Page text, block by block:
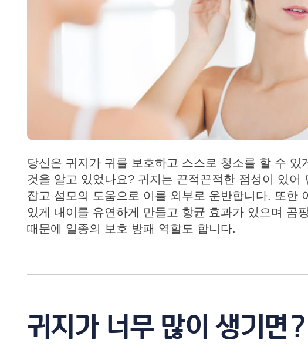
당신은 귀지가 귀를 보호하고 스스로 청소를 할 수 있
것을 알고 있었나요? 귀지는 끈적끈적한 점성이 있어
잡고 섬모의 도움으로 이를 외부로 운반합니다. 또한
있게 내이를 유연하게 만들고 항균 효과가 있으며 곰
때문에 일종의 보호 방패 역할도 합니다.
귀지가 너무 많이 생기면?